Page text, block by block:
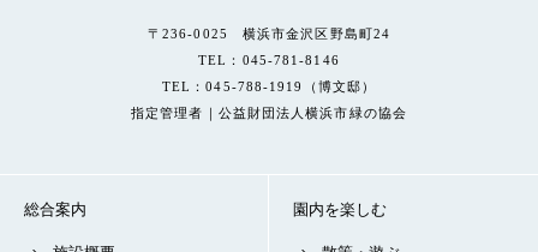
〒236-0025 横浜市金沢区野島町24
TEL：045-781-8146
TEL：045-788-1919（博文邸）
指定管理者｜公益財団法人横浜市緑の協会
総合案内 園内を楽しむ